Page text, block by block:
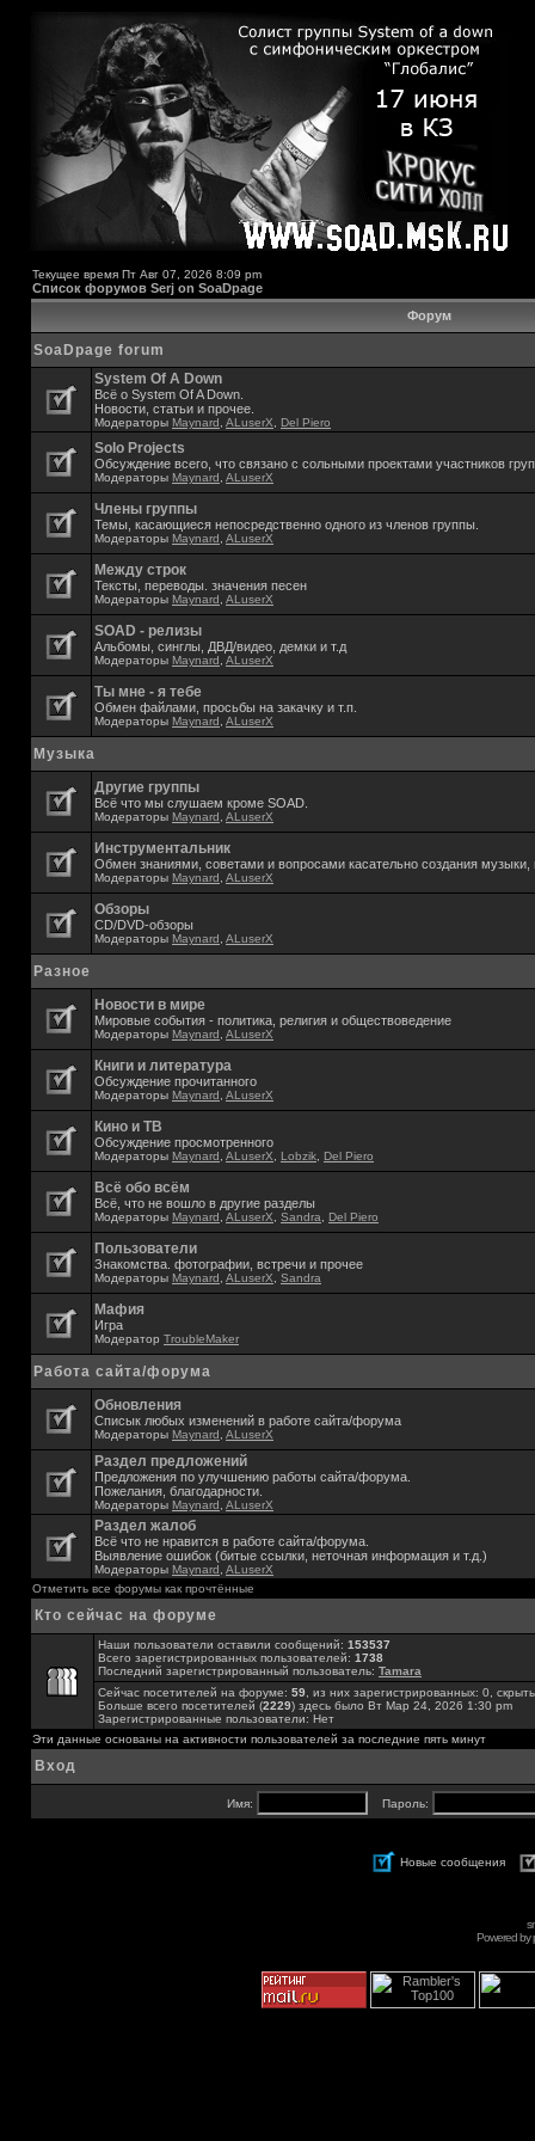
Текущее время Пт Авг 07, 2026 8:09 pm
Список форумов Serj on SoaDpage
Форум
SoaDpage forum
System Of A Down
Всё о System Of A Down.
Новости, статьи и прочее.
Модераторы Maynard ALuserX Del Piero
Solo Projects
Обсуждение всего, что связано с сольными проектами участников
Модераторы Maynard ALuserX
Члены группы
Темы, касающиеся непосредственно одного из членов группы.
Модераторы Maynard ALuserX
Между строк
Тексты, переводы. значения песен
Модераторы Maynard ALuserX
SOAD - релизы
Альбомы, синглы, ДВД/видео, демки и т.д
Модераторы Maynard ALuserX
Ты мне - я тебе
Обмен файлами, просьбы на закачку и т.п.
Модераторы Maynard ALuserX
Музыка
Другие группы
Всё что мы слушаем кроме SOAD.
Модераторы Maynard ALuserX
Инструментальник
Обмен знаниями, советами и вопросами касательно создания музыки,
Модераторы Maynard ALuserX
Обзоры
CD/DVD-обзоры
Модераторы Maynard ALuserX
Разное
Новости в мире
Мировые события - политика, религия и обществоведение
Модераторы Maynard ALuserX
Книги и литература
Обсуждение прочитанного
Модераторы Maynard ALuserX
Кино и ТВ
Обсуждение просмотренного
Модераторы Maynard ALuserX Lobzik Del Piero
Всё обо всём
Всё, что не вошло в другие разделы
Модераторы Maynard ALuserX Sandra Del Piero
Пользователи
Знакомства. фотографии, встречи и прочее
Модераторы Maynard ALuserX Sandra
Мафия
Игра
Модератор TroubleMaker
Работа сайта/форума
Обновления
Списык любых изменений в работе сайта/форума
Модераторы Maynard ALuserX
Раздел предложений
Предложения по улучшению работы сайта/форума.
Пожелания, благодарности.
Модераторы Maynard ALuserX
Раздел жалоб
Всё что не нравится в работе сайта/форума.
Выявление ошибок (битые ссылки, неточная информация и т.д.)
Модераторы Maynard ALuserX
Отметить все форумы как прочтённые
Кто сейчас на форуме
Наши пользователи оставили сообщений: 153537
Всего зарегистрированных пользователей: 1738
Последний зарегистрированный пользователь: Tamara
Сейчас посетителей на форуме: 59 , из них зарегистрированных: 0,
Больше всего посетителей (2229) здесь было Вт Мар 24, 2026 1:30 pm
Зарегистрированные пользователи: Нет
Эти данные основаны на активности пользователей за последние пять минут
Вход
Имя: Пароль:
Новые сообщения
Powered by